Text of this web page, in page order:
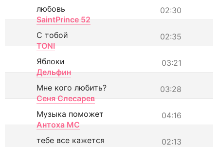
02:30
любовь
SaintPrince 52
02:35
С тобой
TONI
03:21
Яблоки
Дельфин
03:28
Мне кого любить?
Сеня Слесарев
04:16
Музыка поможет
Антоха МС
02:13
тебе все кажется